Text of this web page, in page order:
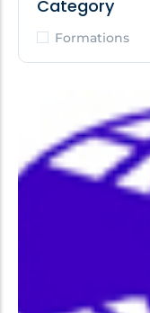
Category
Formations